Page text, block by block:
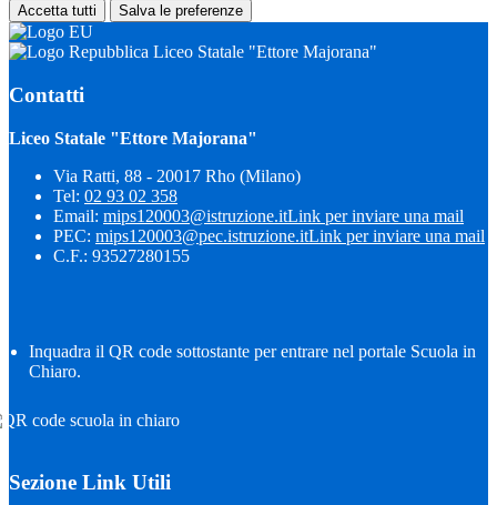
Accetta tutti Salva le preferenze
Liceo Statale "Ettore Majorana"
Contatti
Liceo Statale "Ettore Majorana"
Via Ratti, 88 - 20017 Rho (Milano)
Tel: 02 93 02 358
Email: mips120003@istruzione.itLink per inviare una mail
PEC: mips120003@pec.istruzione.itLink per inviare una mail
C.F.: 93527280155
Inquadra il QR code sottostante per entrare nel portale Scuola in
Chiaro.
Sezione Link Utili